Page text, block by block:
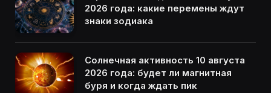
2026 года: какие перемены ждут
знаки зодиака
Солнечная активность 10 августа
2026 года: будет ли магнитная
буря и когда ждать пик